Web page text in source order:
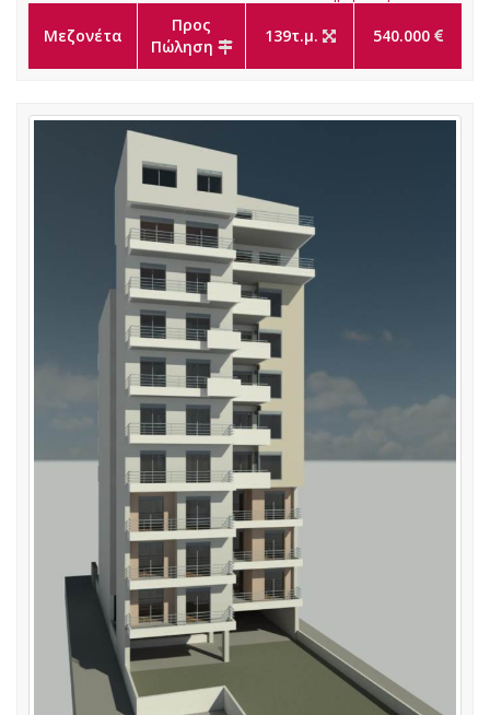
Μεζονέτα
Προς
Πώληση
139τ.μ. 540.000